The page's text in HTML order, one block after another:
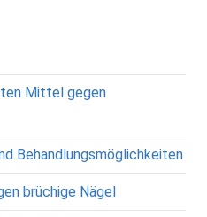
Mittel gegen
Behandlungsmöglichkeiten
brüchige Nägel